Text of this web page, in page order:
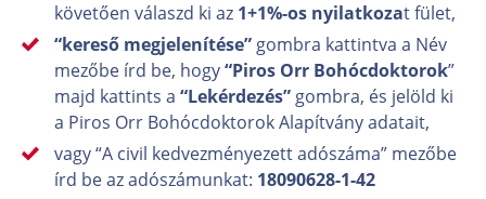
követően válaszd ki az 1+1%-os nyilatkozat fület,
“kereső megjelenítése” gombra kattintva a Név
mezőbe írd be, hogy“Piros Orr Bohócdoktorok”
majd kattints a “Lekérdezés” gombra, és jelöld ki
a Piros Orr Bohócdoktorok Alapítvány adatait,
vagy “A civil kedvezményezett adószáma” mezőbe
írd be az adószámunkat: 18090628-1-42